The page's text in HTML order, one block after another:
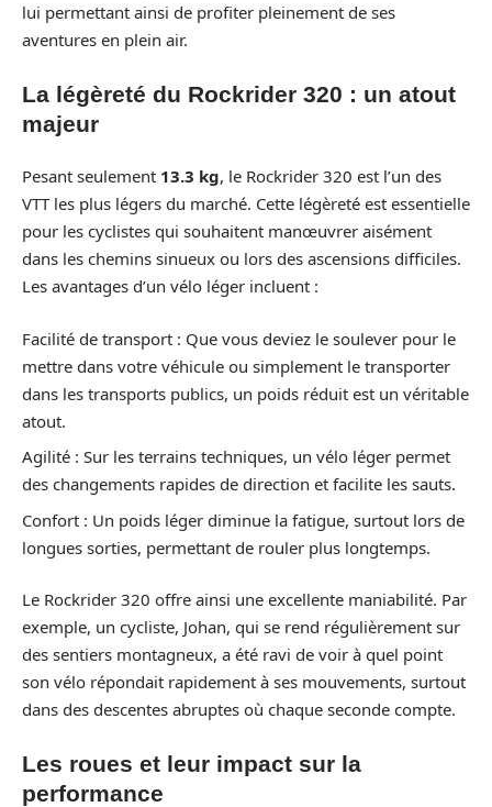
lui permettant ainsi de profiter pleinement de ses
aventures en plein air.
La légèreté du Rockrider 320 : un atout
majeur
Pesant seulement 13.3 kg, le Rockrider 320 est l’un des
VTT les plus légers du marché. Cette légèreté est essentielle
pour les cyclistes qui souhaitent manœuvrer aisément
dans les chemins sinueux ou lors des ascensions difficiles.
Les avantages d’un vélo léger incluent :
Facilité de transport : Que vous deviez le soulever pour le
mettre dans votre véhicule ou simplement le transporter
dans les transports publics, un poids réduit est un véritable
atout.
Agilité : Sur les terrains techniques, un vélo léger permet
des changements rapides de direction et facilite les sauts.
Confort : Un poids léger diminue la fatigue, surtout lors de
longues sorties, permettant de rouler plus longtemps.
Le Rockrider 320 offre ainsi une excellente maniabilité. Par
exemple, un cycliste, Johan, qui se rend régulièrement sur
des sentiers montagneux, a été ravi de voir à quel point
son vélo répondait rapidement à ses mouvements, surtout
dans des descentes abruptes où chaque seconde compte.
Les roues et leur impact sur la
performance